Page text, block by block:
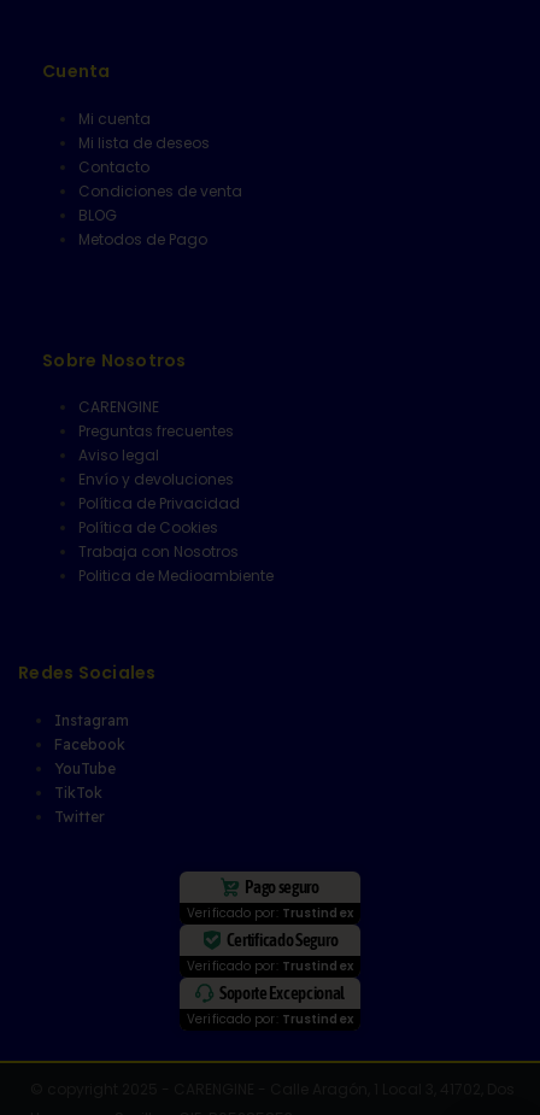
Cuenta
Mi cuenta
Mi lista de deseos
Contacto
Condiciones de venta
BLOG
Metodos de Pago
Sobre Nosotros
CARENGINE
Preguntas frecuentes
Aviso legal
Envío y devoluciones
Política de Privacidad
Política de Cookies
Trabaja con Nosotros
Politica de Medioambiente
Redes Sociales
Instagram
Facebook
YouTube
TikTok
Twitter
Pago seguro
Verificado por: Trustindex
Certificado Seguro
Verificado por: Trustindex
Soporte Excepcional
Verificado por: Trustindex